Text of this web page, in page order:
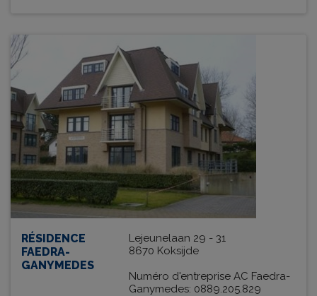
RÉSIDENCE
FAEDRA-
GANYMEDES
Lejeunelaan 29 - 31
8670 Koksijde
Numéro d'entreprise AC Faedra-
Ganymedes: 0889.205.829